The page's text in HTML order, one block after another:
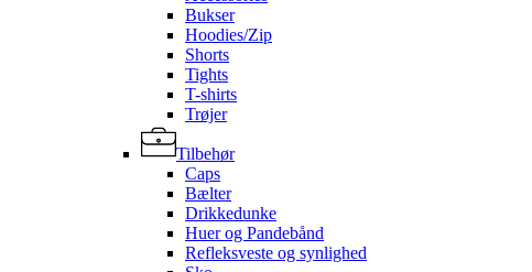
Bukser
Hoodies/Zip
Shorts
Tights
T-shirts
Trøjer
Tilbehør
Caps
Bælter
Drikkedunke
Huer og Pandebånd
Refleksveste og synlighed